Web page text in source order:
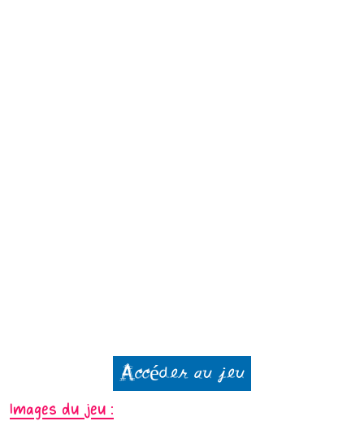
Accéder au jeu
Images du jeu :